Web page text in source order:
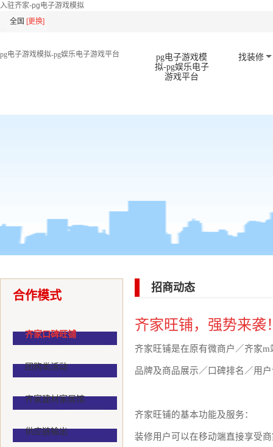
入驻齐家-pg电子游戏模拟
全国 [更换]
pg电子游戏模拟-pg娱乐电子游戏平台
pg电子游戏模
拟-pg娱乐电子
游戏平台
找装修
合作模式
齐家口碑旺铺
团购类活动
齐家建材家居馆
供应链输出
招商动态
齐家旺铺，强势来袭
齐家旺铺是在原有微商户／齐家m
品牌及商品展示／口碑排名／用
齐家旺铺的基本功能及服务：
装修用户可以在移动端直接享受